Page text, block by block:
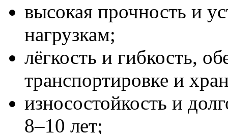
высокая прочность и
нагрузкам;
лёгкость и гибкость,
транспортировке и
износостойкость и
8–10 лет;